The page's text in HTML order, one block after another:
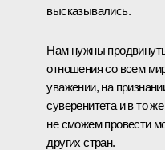
высказывались.
Нам нужны
отношения со всем
уважении, на
суверенитета и в то
не сможем провести
других стран.